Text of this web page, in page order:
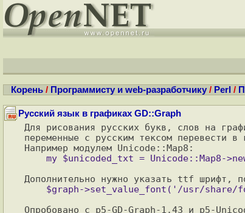
Корень / Программисту и web-разработчику / Perl /
Русский язык в графиках GD::Graph
Для рисования русских букв, слов на
переменные с русским тексом перевести